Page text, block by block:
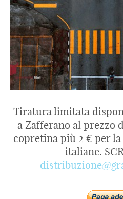
Tiratura limitata
a Zafferano al prezzo
copretina più 2 € per
italiane.